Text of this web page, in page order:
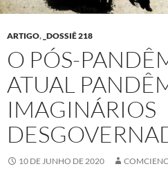
ARTIGO, _DOSSIÊ 218
O PÓS-
ATUAL
IMAGINÁRIOS
10 DE JUNHO DE 2020